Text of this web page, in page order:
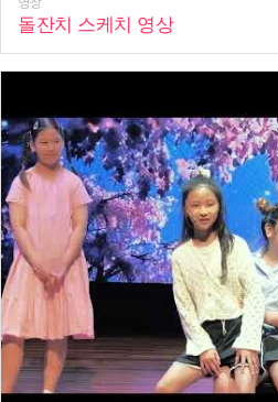
돌잔치 스케치 영상